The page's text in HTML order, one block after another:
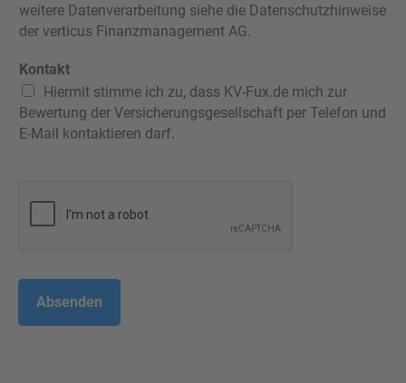
weitere Datenverarbeitung siehe die Datenschutzhinweise
der verticus Finanzmanagement AG.
Kontakt
Hiermit stimme ich zu, dass KV-Fux.de mich zur
Bewertung der Versicherungsgesellschaft per Telefon und
E-Mail kontaktieren darf.
Absenden